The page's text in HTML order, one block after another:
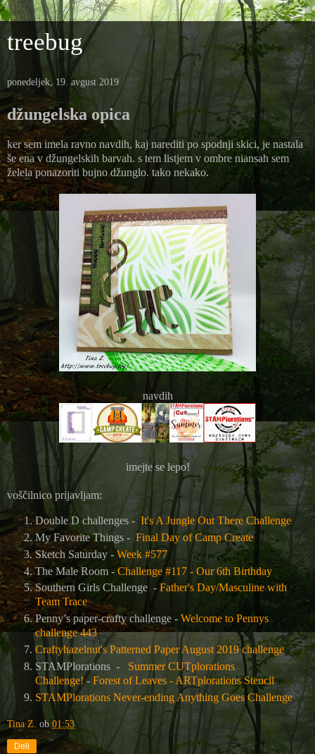
treebug
ponedeljek, 19. avgust 2019
džungelska opica
ker sem imela ravno navdih, kaj narediti po spodnji skici, je nastala
še ena v džungelskih barvah. s tem listjem v ombre niansah sem
želela ponazoriti bujno džunglo. tako nekako.
navdih
imejte se lepo!
voščilnico prijavljam:
Double D challenges -It's A Jungle Out There Challenge
My Favorite Things - Final Day of Camp Create
Sketch Saturday - Week #577
The Male Room - Challenge #117 - Our 6th Birthday
Southern Girls Challenge - Father's Day/Masculine with
Team Trace
Penny’s paper-crafty challenge - Welcome to Pennys
challenge 443
Craftyhazelnut's Patterned Paper August 2019 challenge
STAMPlorations - Summer CUTplorations
Challenge!- Forest of Leaves - ARTplorations Stencil
STAMPlorations Never-ending Anything Goes Challenge
Tina Z. ob01:53
Deli